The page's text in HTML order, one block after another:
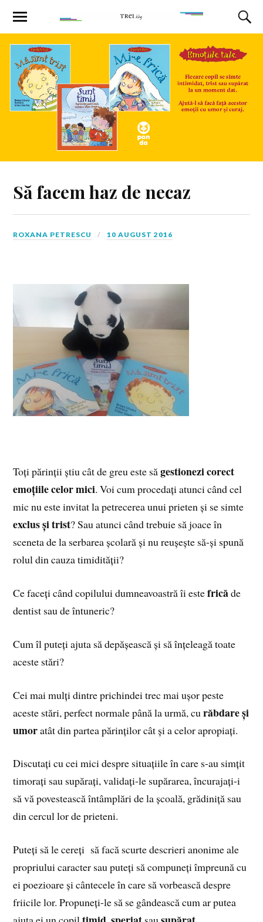
Să facem haz de necaz
ROXANA PETRESCU 10 AUGUST 2016
Toți părinții știu cât de greu este săgestionezi corect
emoțiile celor mici. Voi cum procedați atunci când cel
mic nu este invitat la petrecerea unui prieten și se simte
exclus și trist? Sau atunci când trebuie să joace în
sceneta de la serbarea școlară și nu reușește să-și spună
rolul din cauza timidității?
Ce faceți când copilului dumneavoastră îi estefricăde
dentist sau de întuneric?
Cum îl puteți ajuta să depășească și să înțeleagă toate
aceste stări?
Cei mai mulți dintre prichindei trec mai ușor peste
aceste stări, perfect normale până la urmă, curăbdare și
umoratât din partea părinților cât și a celor apropiați.
Discutați cu cei mici despre situațiile în care s-au simțit
timorați sau supărați, validați-le supărarea, încurajați-i
să vă povestească întâmplări de la școală, grădiniță sau
din cercul lor de prieteni.
Puteți să le cereți să facă scurte descrieri anonime ale
propriului caracter sau puteți să compuneți împreună cu
ei poezioare și cântecele în care să vorbească despre
friicile lor. Propuneți-le să se gândească cum ar putea